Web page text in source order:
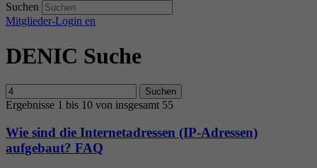
Suchen
Mitglieder-Login en
DENIC Suche
Suchen
Ergebnisse 1 bis 10 von insgesamt 55
Wie sind die Internetadressen (IP-Adressen)
aufgebaut? FAQ